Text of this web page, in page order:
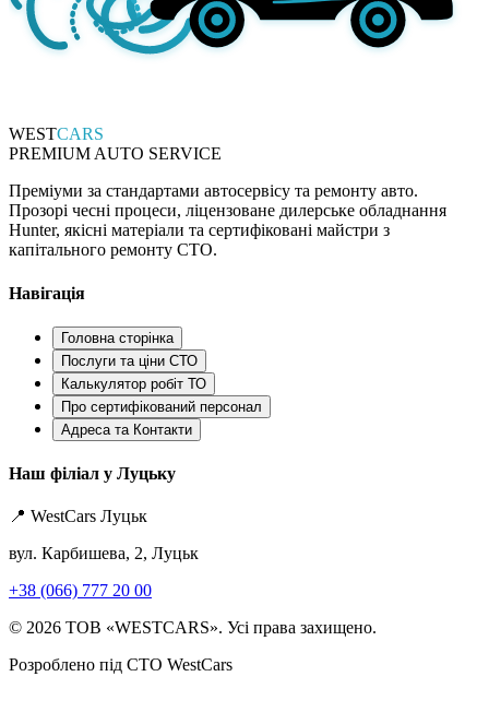
WESTCARS
PREMIUM AUTO SERVICE
Преміуми за стандартами автосервісу та ремонту авто.
Прозорі чесні процеси, ліцензоване дилерське обладнання
Hunter, якісні матеріали та сертифіковані майстри з
капітального ремонту СТО.
Навігація
Головна сторінка
Послуги та ціни СТО
Калькулятор робіт ТО
Про сертифікований персонал
Адреса та Контакти
Наш філіал у Луцьку
📍 WestCars Луцьк
вул. Карбишева, 2, Луцьк
+38 (066) 777 20 00
© 2026 ТОВ «WESTCARS». Усі права захищено.
Розроблено під СТО WestCars